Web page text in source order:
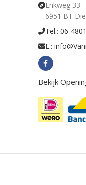
Enkweg 33
6951 BT
Tel.: 06-
E.:
Bekijk